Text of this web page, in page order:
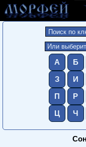
А Б
З И
П Р
Ц Ч